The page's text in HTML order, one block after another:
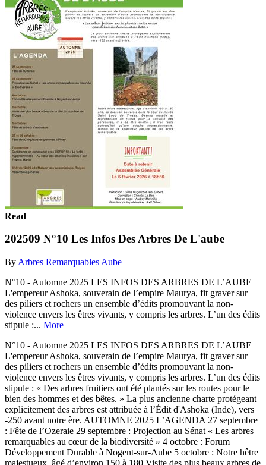
Read
202509 N°10 Les Infos Des Arbres De L'aube
By Arbres Remarquables Aube
N°10 - Automne 2025 LES INFOS DES ARBRES DE L’AUBE
L'empereur Ashoka, souverain de l’empire Maurya, fit graver sur
des piliers et rochers un ensemble d’édits promouvant la non-
violence envers les êtres vivants, y compris les arbres. L’un des édits
stipule :... More
N°10 - Automne 2025 LES INFOS DES ARBRES DE L’AUBE
L'empereur Ashoka, souverain de l’empire Maurya, fit graver sur
des piliers et rochers un ensemble d’édits promouvant la non-
violence envers les êtres vivants, y compris les arbres. L’un des édits
stipule : « Des arbres fruitiers ont été plantés sur les routes pour le
bien des hommes et des bêtes. » La plus ancienne charte protégeant
explicitement des arbres est attribuée à l’Édit d'Ashoka (Inde), vers
-250 avant notre ère. AUTOMNE 2025 L’AGENDA 27 septembre
: Fête de l’Ozeraie 29 septembre : Projection au Sénat « Les arbres
remarquables au cœur de la biodiversité » 4 octobre : Forum
Développement Durable à Nogent-sur-Aube 5 octobre : Notre hêtre
majestueux, âgé d’environ 150 à 180 Visite des plus beaux arbres de